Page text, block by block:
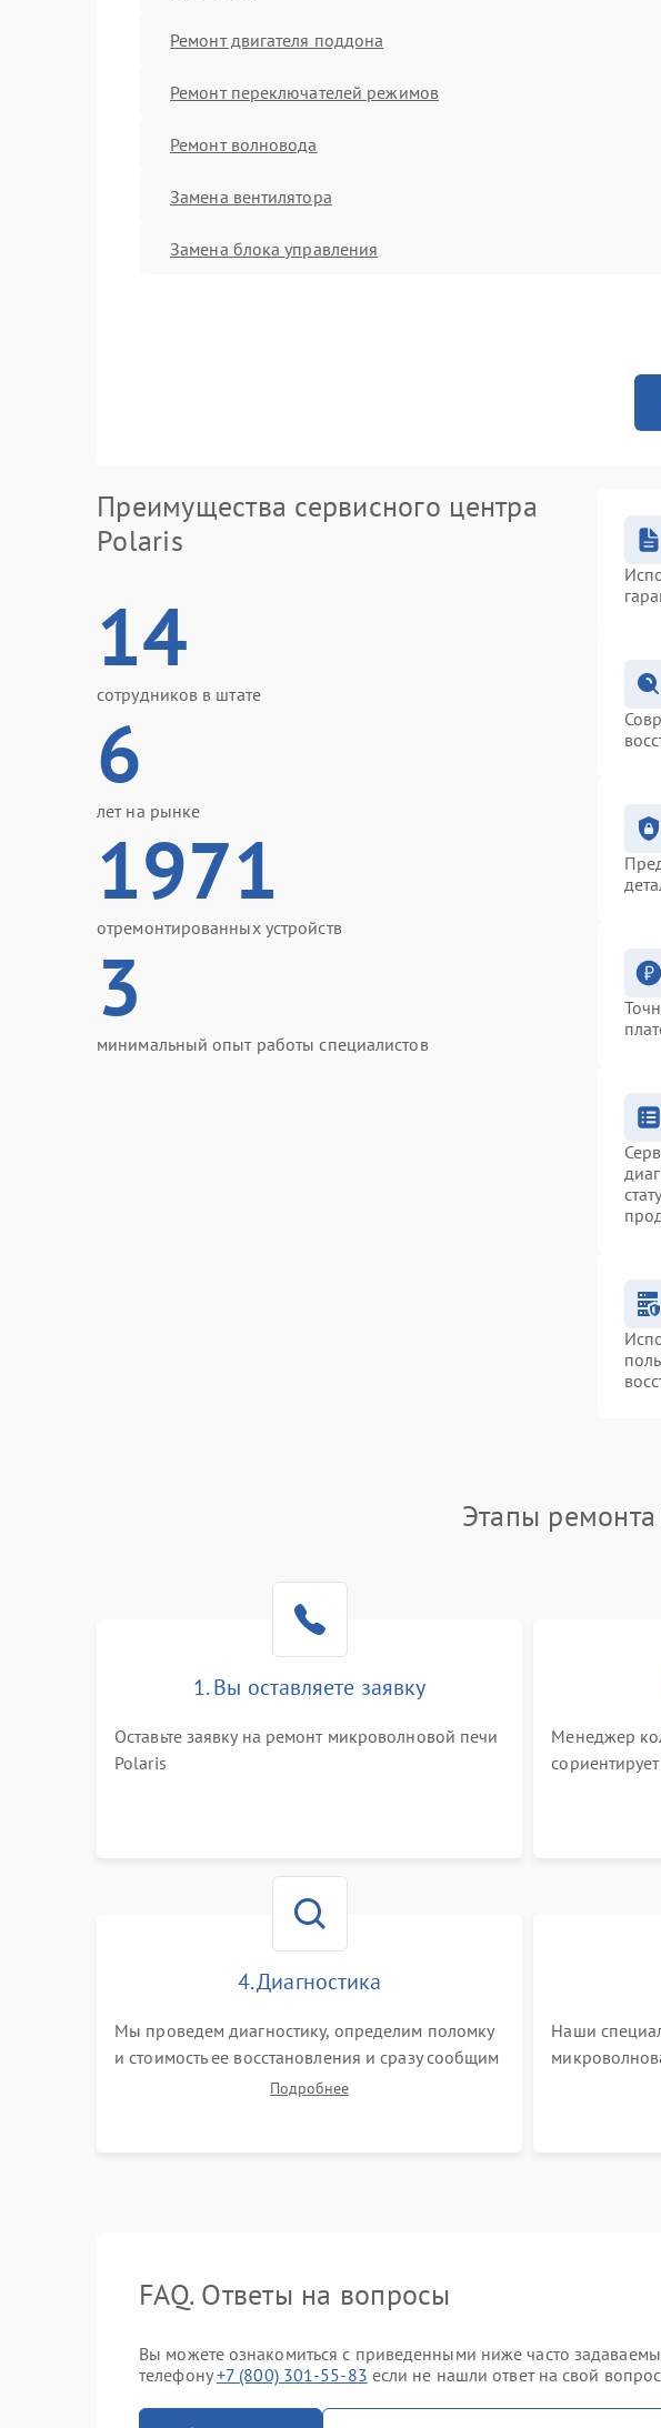
Ремонт двигателя поддона
Ремонт переключателей режимов
Ремонт волновода
Замена вентилятора
Замена блока управления
Преимущества сервисного центра
Polaris
14
сотрудников в штате
6
лет на рынке
1971
отремонтированных устройств
3
минимальный опыт работы специалистов
Этапы
1. Вы оставляете заявку
Оставьте заявку на ремонт микроволновой печи
Polaris
Менеджер
4. Диагностика
Мы проведем диагностику, определим поломку
и стоимость ее восстановления и сразу сообщим
вам о сроках ее ремонта.
Подробнее
Наши
FAQ. Ответы на вопросы
Вы можете ознакомиться с приведенными ниже часто
телефону+7 (800) 301-55-83 если не нашли ответ на свой